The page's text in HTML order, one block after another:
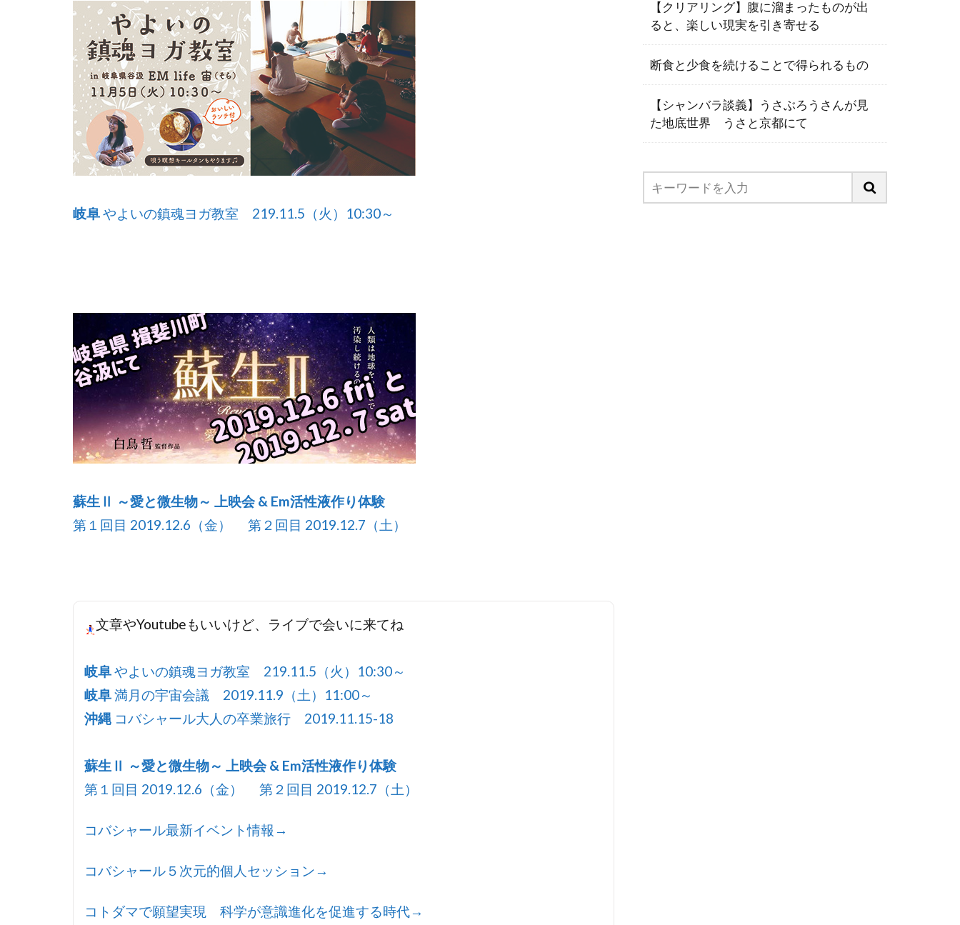
岐阜やよいの鎮魂ヨガ教室 219.11.5（火）10:30～
蘇生Ⅱ ～愛と微生物～ 上映会 & Em活性液作り体験
第１回目 2019.12.6（金） 第２回目 2019.12.7（土）
文章やYoutubeもいいけど、ライブで会いに来てね
岐阜やよいの鎮魂ヨガ教室 219.11.5（火）10:30～
岐阜満月の宇宙会議 2019.11.9（土）11:00～
沖縄 コバシャール大人の卒業旅行 2019.11.15-18
蘇生Ⅱ ～愛と微生物～ 上映会 & Em活性液作り体験
第１回目 2019.12.6（金） 第２回目 2019.12.7（土）
コバシャール最新イベント情報→
コバシャール５次元的個人セッション→
コトダマで願望実現 科学が意識進化を促進する時代→
【クリアリング】腹に溜まったものが出
ると、楽しい現実を引き寄せる
断食と少食を続けることで得られるもの
【シャンバラ談義】うさぶろうさんが見
た地底世界 うさと京都にて